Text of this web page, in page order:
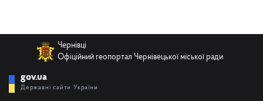
Чернівці
Офіційний геопортал Чернівецької міської ради
gov.ua
Державні сайти України